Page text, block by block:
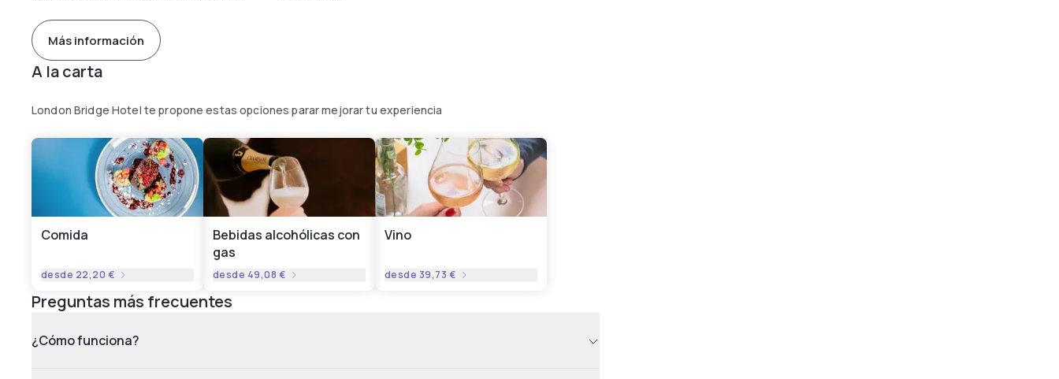
Más información
A la carta
London Bridge Hotel te propone estas opciones parar mejorar tu experiencia
Comida
desde 22,20 €
Bebidas alcohólicas con
gas
desde 49,08 €
Vino
desde 39,73 €
Preguntas más frecuentes
¿Cómo funciona?